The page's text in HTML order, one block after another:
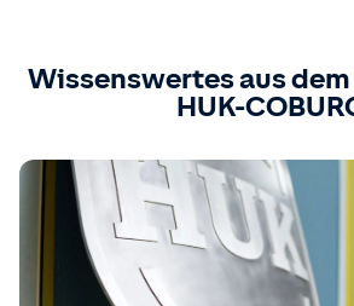
Wissenswertes aus
HUK-